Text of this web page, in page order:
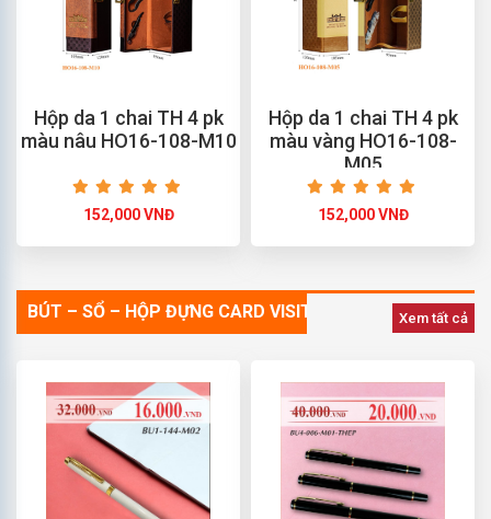
Hộp da 1 chai TH 4 pk
màu nâu HO16-108-M10
152,000 VNĐ
Hộp da 1 chai TH 4 pk
màu vàng HO16-108-
M05
152,000 VNĐ
BÚT – SỔ – HỘP ĐỰNG CARD VISIT Xem tất cả